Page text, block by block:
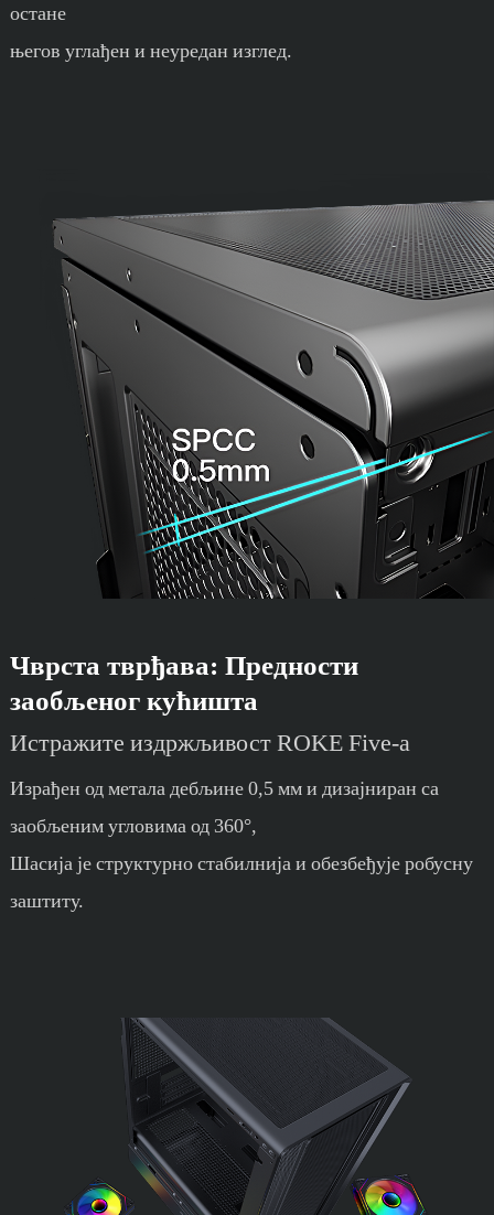
остане
његов углађен и неуредан изглед.
Чврста тврђава: Предности
заобљеног кућишта
Истражите издржљивост ROKE Five-а
Израђен од метала дебљине 0,5 мм и дизајниран са
заобљеним угловима од 360°,
Шасија је структурно стабилнија и обезбеђује робусну
заштиту.